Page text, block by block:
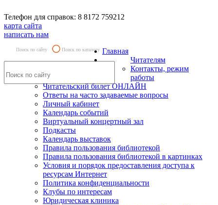
Телефон для справок: 8 8172 759212
карта сайта
написать нам
Поиск по сайту Поиск по каталогу Главная
Читателям
Контакты, режим
работы
Читательский билет ОНЛАЙН
Ответы на часто задаваемые вопросы
Личный кабинет
Календарь событий
Виртуальный концертный зал
Подкасты
Календарь выставок
Правила пользования библиотекой
Правила пользования библиотекой в картинках
Условия и порядок предоставления доступа к
ресурсам Интернет
Политика конфиденциальности
Клубы по интересам
Юридическая клиника